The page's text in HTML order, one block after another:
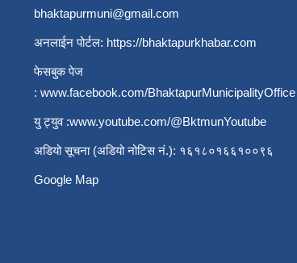
bhaktapurmuni@gmail.com
अनलाईन पोर्टल: https://bhaktapurkhabar.com
फेसबुक पेज
: www.facebook.com/BhaktapurMunicipalityOffice
यु ट्युव :www.youtube.com/@BktmunYoutube
अडियो सूचना (अडियो नोटिस नं.): १६१८०१६६१००९६
Google Map